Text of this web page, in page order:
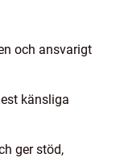
och ansvarigt
känsliga
ger stöd,